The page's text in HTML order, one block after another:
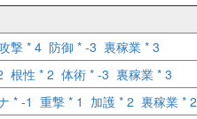
撃 * 4 防御 * -3 裏稼業 * 3
根性 * 2 体術 * -3 裏稼業 * 3
* -1 重撃 * 1 加護 * 2 裏稼業 * 2